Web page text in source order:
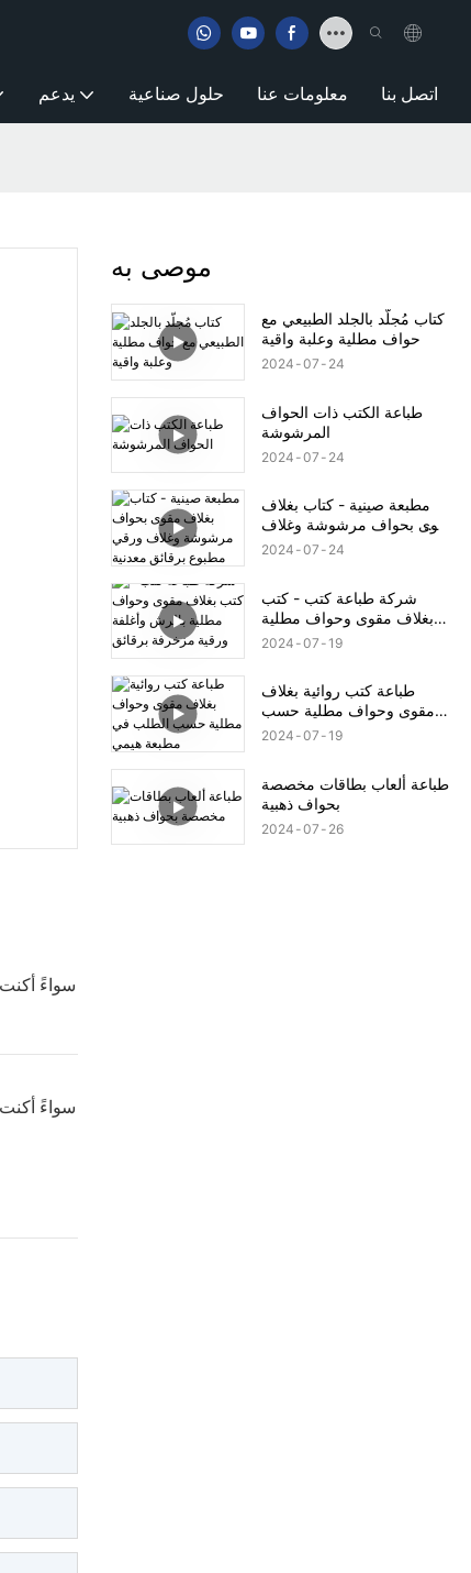
يدعم حلول صناعية معلومات عنا اتصل بنا
سواءً
سواءً
موصى به
كتاب مُجلّد بالجلد الطبيعي مع
حواف مطلية وعلبة واقية
2024 07 24
طباعة الكتب ذات الحواف
المرشوشة
2024 07 24
مطبعة صينية - كتاب بغلاف
مقوى بحواف مرشوشة وغلاف
ورقي مطبوع برقائق معدنية
2024 07 24
شركة طباعة كتب - كتب
بغلاف مقوى وحواف مطلية
بالرش وأغلفة ورقية مزخرفة
2024 07 19
طباعة كتب روائية بغلاف
مقوى وحواف مطلية حسب
الطلب في مطبعة هيمي
2024 07 19
طباعة ألعاب بطاقات مخصصة
بحواف ذهبية
2024 07 26